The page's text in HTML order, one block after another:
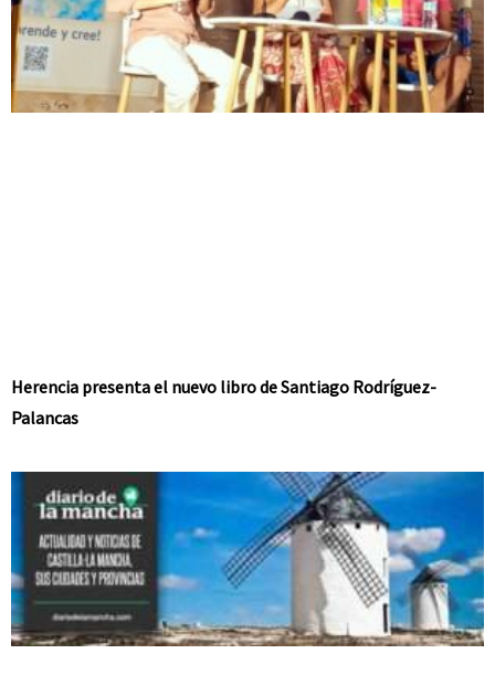
Herencia presenta el nuevo libro de Santiago Rodríguez-
Palancas